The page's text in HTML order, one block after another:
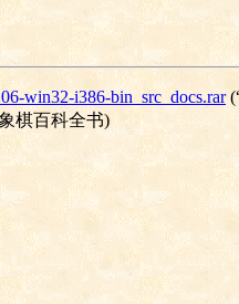
win32-i386-bin_src_docs.rar(
棋百科全书)